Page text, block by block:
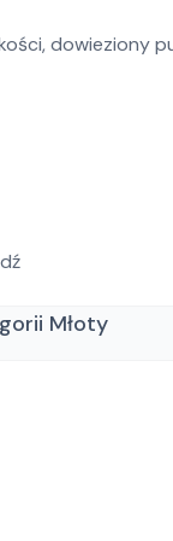
dowieziony
Młoty